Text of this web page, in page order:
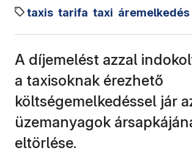
taxis tarifa taxi áremelkedés
A díjemelést azzal
a taxisoknak érezhető
költségemelkedéssel jár
üzemanyagok
eltörlése.